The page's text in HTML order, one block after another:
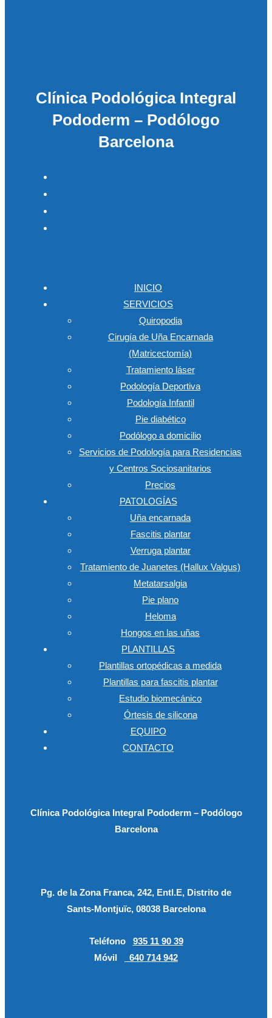
Clínica Podológica Integral
Pododerm – Podólogo
Barcelona
INICIO
SERVICIOS
Quiropodia
Cirugía de Uña Encarnada
(Matricectomía)
Tratamiento láser
Podología Deportiva
Podología Infantil
Pie diabético
Podólogo a domicilio
Servicios de Podología para Residencias
y Centros Sociosanitarios
Precios
PATOLOGÍAS
Uña encarnada
Fascitis plantar
Verruga plantar
Tratamiento de Juanetes (Hallux Valgus)
Metatarsalgia
Pie plano
Heloma
Hongos en las uñas
PLANTILLAS
Plantillas ortopédicas a medida
Plantillas para fascitis plantar
Estudio biomecánico
Órtesis de silicona
EQUIPO
CONTACTO
Clínica Podológica Integral Pododerm – Podólogo
Barcelona
Pg. de la Zona Franca, 242, Entl.E, Distrito de
Sants-Montjuïc, 08038 Barcelona
Teléfono 935 11 90 39
Móvil
640 714 942